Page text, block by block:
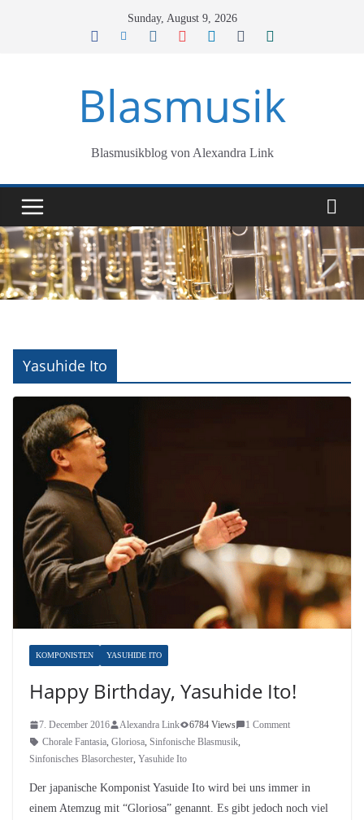
Sunday, August 9, 2026
Blasmusik
Blasmusikblog von Alexandra Link
Yasuhide Ito
KOMPONISTEN YASUHIDE ITO
Happy Birthday, Yasuhide Ito!
7. December 2016 Alexandra Link 6784 Views
1 Comment
Chorale Fantasia Gloriosa Sinfonische Blasmusik
Sinfonisches Blasorchester Yasuhide Ito
Der japanische Komponist Yasuide Ito wird bei uns immer in
einem Atemzug mit “Gloriosa” genannt. Es gibt jedoch noch viel